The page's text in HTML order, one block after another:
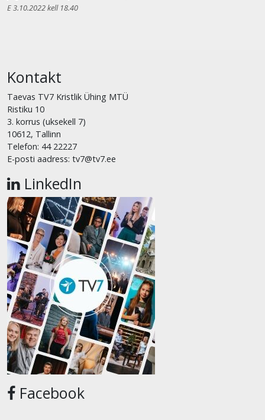
E 3.10.2022 kell 18.40
Kontakt
Taevas TV7 Kristlik Ühing MTÜ
Ristiku 10
3. korrus (uksekell 7)
10612, Tallinn
Telefon: 44 22227
E-posti aadress: tv7@tv7.ee
LinkedIn
Facebook